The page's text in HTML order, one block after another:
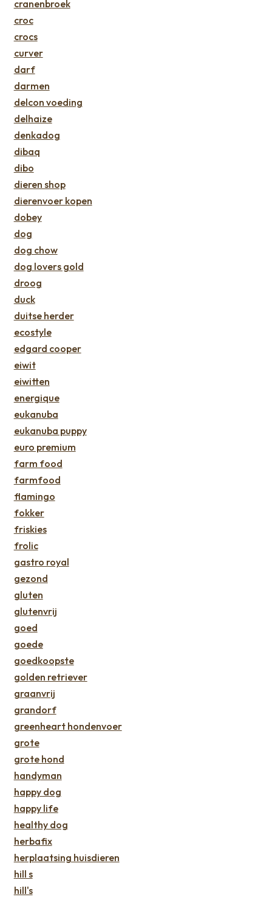
cranenbroek
croc
crocs
curver
darf
darmen
delcon voeding
delhaize
denkadog
dibaq
dibo
dieren shop
dierenvoer kopen
dobey
dog
dog chow
dog lovers gold
droog
duck
duitse herder
ecostyle
edgard cooper
eiwit
eiwitten
energique
eukanuba
eukanuba puppy
euro premium
farm food
farmfood
flamingo
fokker
friskies
frolic
gastro royal
gezond
gluten
glutenvrij
goed
goede
goedkoopste
golden retriever
graanvrij
grandorf
greenheart hondenvoer
grote
grote hond
handyman
happy dog
happy life
healthy dog
herbafix
herplaatsing huisdieren
hill s
hill's